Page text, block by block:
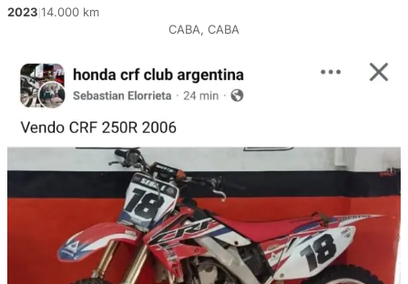
2023 14.000 km
CABA, CABA